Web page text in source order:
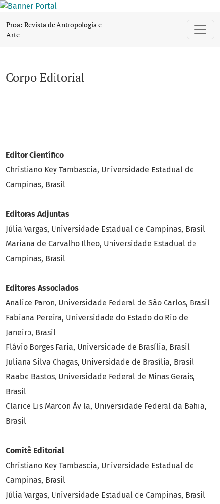
Proa: Revista de Antropologia e
Arte
Corpo Editorial
Editor Científico
Christiano Key Tambascia, Universidade Estadual de
Campinas, Brasil
Editoras Adjuntas
Júlia Vargas, Universidade Estadual de Campinas, Brasil
Mariana de Carvalho Ilheo, Universidade Estadual de
Campinas, Brasil
Editores Associados
Analice Paron, Universidade Federal de São Carlos, Brasil
Fabiana Pereira, Universidade do Estado do Rio de
Janeiro, Brasil
Flávio Borges Faria, Universidade de Brasília, Brasil
Juliana Silva Chagas, Universidade de Brasília, Brasil
Raabe Bastos, Universidade Federal de Minas Gerais,
Brasil
Clarice Lis Marcon Ávila, Universidade Federal da Bahia,
Brasil
Comitê Editorial
Christiano Key Tambascia, Universidade Estadual de
Campinas, Brasil
Júlia Vargas, Universidade Estadual de Campinas, Brasil